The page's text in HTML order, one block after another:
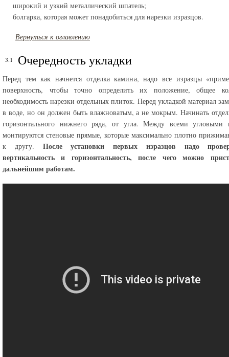
широкий и узкий металлический шпатель;
болгарка, которая может понадобиться для нарезки изразцов.
Вернуться к оглавлению
Очередность укладки
Перед тем как начнется отделка камина, надо все изразцы
поверхность, чтобы точно определить их положение, общее
необходимость нарезки отдельных плиток. Перед укладкой материал
в воде, но он должен быть влажноватым, а не мокрым. Начинать
горизонтального нижнего ряда, от угла. Между всеми угловыми
монтируются стеновые прямые, которые максимально плотно
к другу. После установки первых изразцов надо
вертикальность и горизонтальность, после чего можно
дальнейшим работам.